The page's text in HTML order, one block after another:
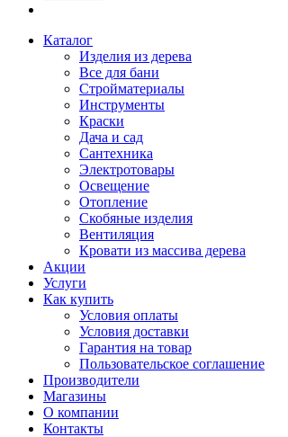
Каталог
Изделия из дерева
Все для бани
Стройматериалы
Инструменты
Краски
Дача и сад
Сантехника
Электротовары
Освещение
Отопление
Скобяные изделия
Вентиляция
Кровати из массива дерева
Акции
Услуги
Как купить
Условия оплаты
Условия доставки
Гарантия на товар
Пользовательское соглашение
Производители
Магазины
О компании
Контакты